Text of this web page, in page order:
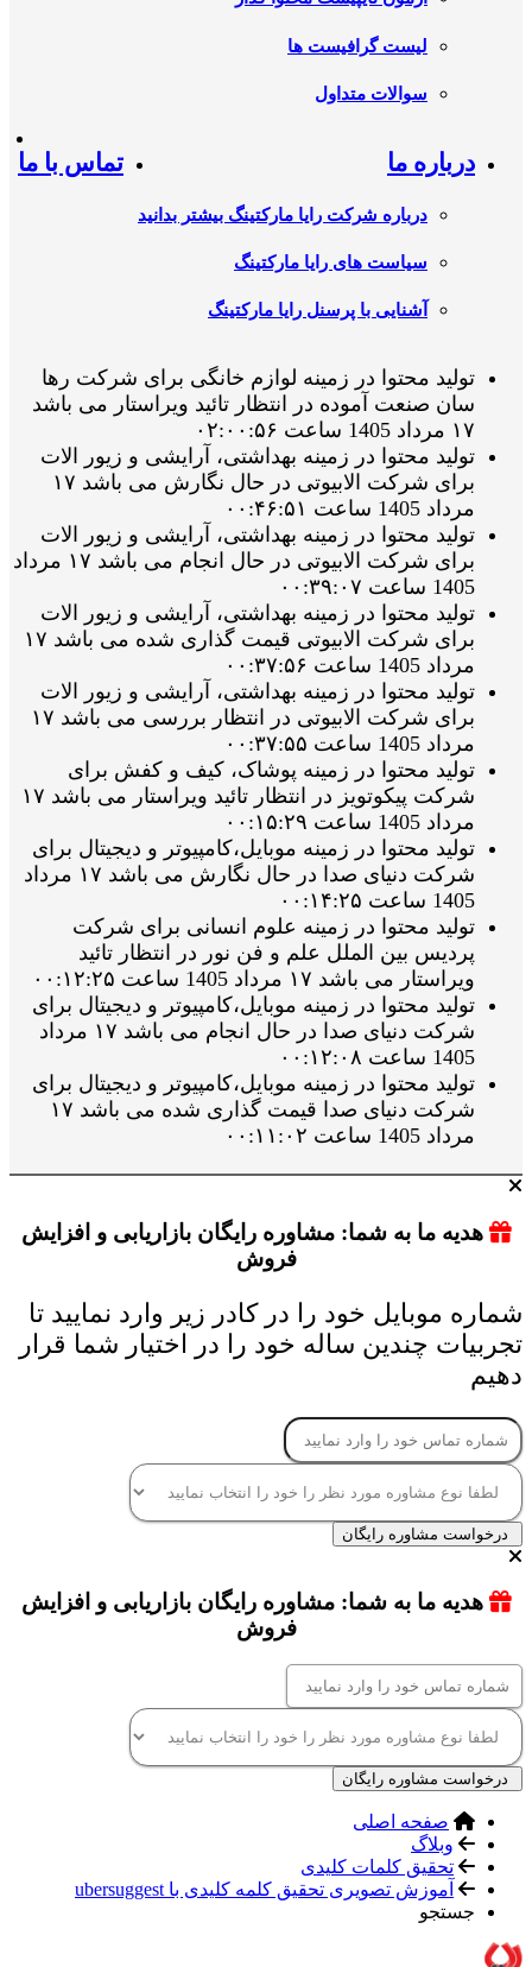
لیست گرافیست ها
سوالات متداول
درباره ما
درباره شرکت رایا مارکتینگ بیشتر بدانید
سیاست های رایا مارکتینگ
آشنایی با پرسنل رایا مارکتینگ
تماس با ما
تولید محتوا در زمینه لوازم خانگی برای شرکت رها
سان صنعت آموده در انتظار تائید ویراستار می باشد
۱۷ مرداد 1405 ساعت ۰۲:۰۰:۵۶
تولید محتوا در زمینه بهداشتی، آرایشی و زیور الات
برای شرکت الابیوتی در حال نگارش می باشد ۱۷
مرداد 1405 ساعت ۰۰:۴۶:۵۱
تولید محتوا در زمینه بهداشتی، آرایشی و زیور الات
برای شرکت الابیوتی در حال انجام می باشد ۱۷ مرداد
1405 ساعت ۰۰:۳۹:۰۷
تولید محتوا در زمینه بهداشتی، آرایشی و زیور الات
برای شرکت الابیوتی قیمت گذاری شده می باشد ۱۷
مرداد 1405 ساعت ۰۰:۳۷:۵۶
تولید محتوا در زمینه بهداشتی، آرایشی و زیور الات
برای شرکت الابیوتی در انتظار بررسی می باشد ۱۷
مرداد 1405 ساعت ۰۰:۳۷:۵۵
تولید محتوا در زمینه پوشاک، کیف و کفش برای
شرکت پیکوتویز در انتظار تائید ویراستار می باشد ۱۷
مرداد 1405 ساعت ۰۰:۱۵:۲۹
تولید محتوا در زمینه موبایل،کامپیوتر و دیجیتال برای
شرکت دنیای صدا در حال نگارش می باشد ۱۷ مرداد
1405 ساعت ۰۰:۱۴:۲۵
تولید محتوا در زمینه علوم انسانی برای شرکت
پردیس بین الملل علم و فن نور در انتظار تائید
ویراستار می باشد ۱۷ مرداد 1405 ساعت ۰۰:۱۲:۲۵
تولید محتوا در زمینه موبایل،کامپیوتر و دیجیتال برای
شرکت دنیای صدا در حال انجام می باشد ۱۷ مرداد
1405 ساعت ۰۰:۱۲:۰۸
تولید محتوا در زمینه موبایل،کامپیوتر و دیجیتال برای
شرکت دنیای صدا قیمت گذاری شده می باشد ۱۷
مرداد 1405 ساعت ۰۰:۱۱:۰۲
هدیه ما به شما: مشاوره رایگان بازاریابی و افزایش
فروش
شماره موبایل خود را در کادر زیر وارد نمایید تا
تجربیات چندین ساله خود را در اختیار شما قرار
دهیم
درخواست مشاوره رایگان
هدیه ما به شما: مشاوره رایگان بازاریابی و افزایش
فروش
درخواست مشاوره رایگان
صفحه اصلی
وبلاگ
تحقیق کلمات کلیدی
آموزش تصویری تحقیق کلمه کلیدی با ubersuggest
جستجو